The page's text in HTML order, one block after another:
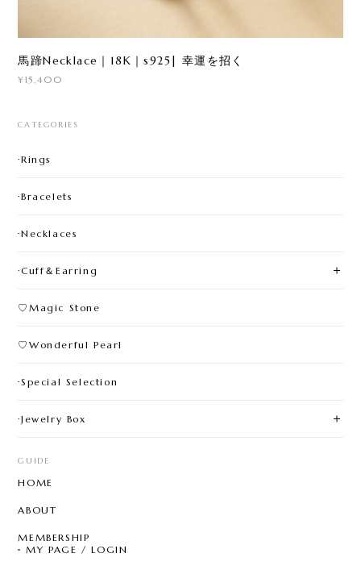
馬蹄Necklace｜18K｜s925| 幸運を招く
¥15,400
CATEGORIES
·Rings
·Bracelets
·Necklaces
·Cuff＆Earring
♡Magic Stone
♡Wonderful Pearl
·Special Selection
·Jewelry Box
GUIDE
HOME
ABOUT
MEMBERSHIP
MY PAGE / LOGIN